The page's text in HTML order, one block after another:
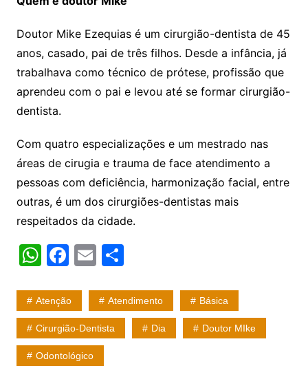
Doutor Mike Ezequias é um cirurgião-dentista de 45
anos, casado, pai de três filhos. Desde a infância, já
trabalhava como técnico de prótese, profissão que
aprendeu com o pai e levou até se formar cirurgião-
dentista.
Com quatro especializações e um mestrado nas
áreas de cirugia e trauma de face atendimento a
pessoas com deficiência, harmonização facial, entre
outras, é um dos cirurgiões-dentistas mais
respeitados da cidade.
W
at
s
A
p
F
c
e
b
o
E
ai
l
S
ar
e
Atenção Atendimento Básica
Cirurgião-Dentista Dia Doutor MIke
Odontológico